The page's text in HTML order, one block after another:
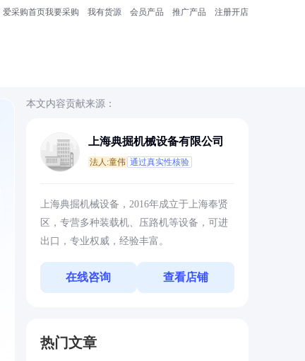
爱采购首页我要采购 我有货源 会员产品 推广产品 注册开店
本文内容贡献来源：
上海典掘机械设备有限公司
法人:童伟 通过真实性核验
上海典掘机械设备，2016年成立于上海奉贤
区，专营多种装载机、压路机等设备，可进
出口，专业权威，经验丰富。
在线咨询 查看店铺
热门文章